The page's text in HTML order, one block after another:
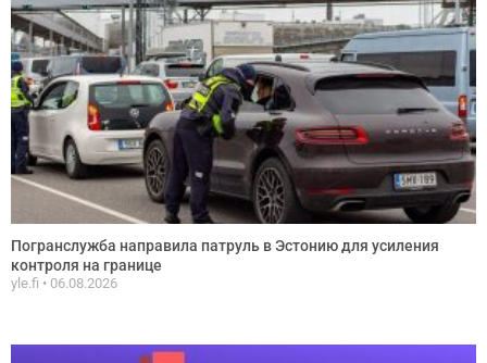
Погранслужба направила патруль в Эстонию для усиления
контроля на границе
yle.fi 06.08.2026